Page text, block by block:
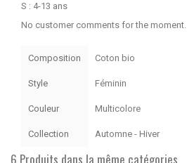
S : 4-13 ans
No customer comments for the moment.
Composition Coton bio
Style Féminin
Couleur Multicolore
Collection Automne - Hiver
6 Produits dans la même catégories